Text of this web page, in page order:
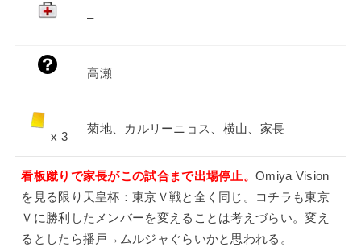
–
高瀬
x 3
菊地、カルリーニョス、横山、家長
看板蹴りで家長がこの試合まで出場停止。Omiya Vision
を見る限り天皇杯：東京Ｖ戦と全く同じ。コチラも東京
Ｖに勝利したメンバーを変えることは考えづらい。変え
るとしたら播戸→ムルジャぐらいかと思われる。